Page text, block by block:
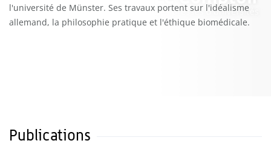
l'université de Münster. Ses travaux portent sur l'idéalisme
allemand, la philosophie pratique et l'éthique biomédicale.
Publications